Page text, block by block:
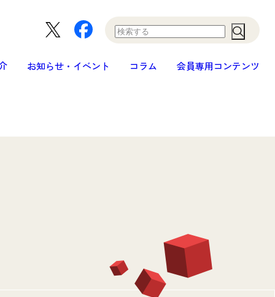
Search
お知らせ・イベント コラム 会員専用コンテンツ